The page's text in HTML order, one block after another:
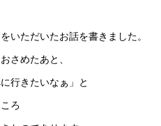
いただいたお話を書きました。
さめたあと、
行きたいなぁ」と
ろ